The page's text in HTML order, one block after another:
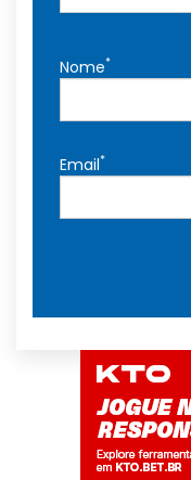
Nome*
Email*